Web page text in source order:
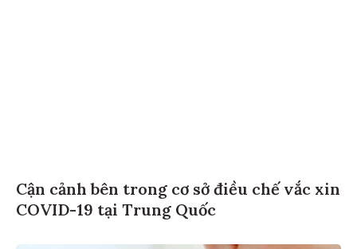
Cận cảnh bên trong cơ sở điều chế vắc xin
COVID-19 tại Trung Quốc